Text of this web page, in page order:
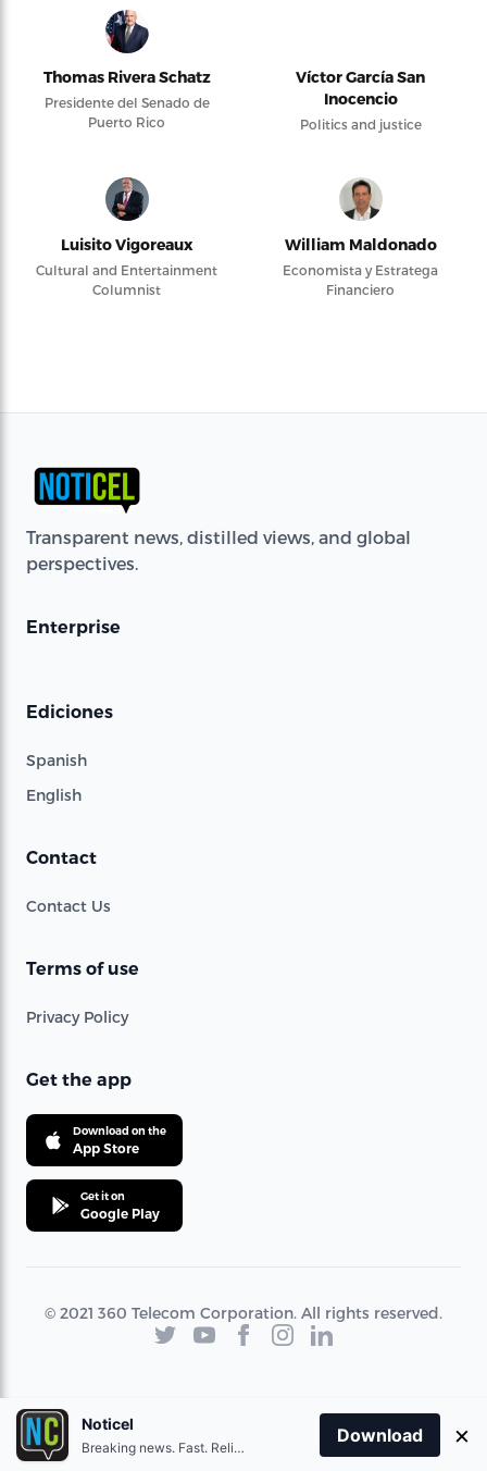
Thomas Rivera Schatz
Presidente del Senado de
Puerto Rico
Víctor García San
Inocencio
Politics and justice
Luisito Vigoreaux
Cultural and Entertainment
Columnist
William Maldonado
Economista y Estratega
Financiero
Transparent news, distilled views, and global
perspectives.
Enterprise
Ediciones
Spanish
English
Contact
Contact Us
Terms of use
Privacy Policy
Get the app
Download on the
App Store
Get it on
Google Play
© 2021 360 Telecom Corporation. All rights reserved.
Noticel
Breaking news. Fast. Reliable.
Download ×